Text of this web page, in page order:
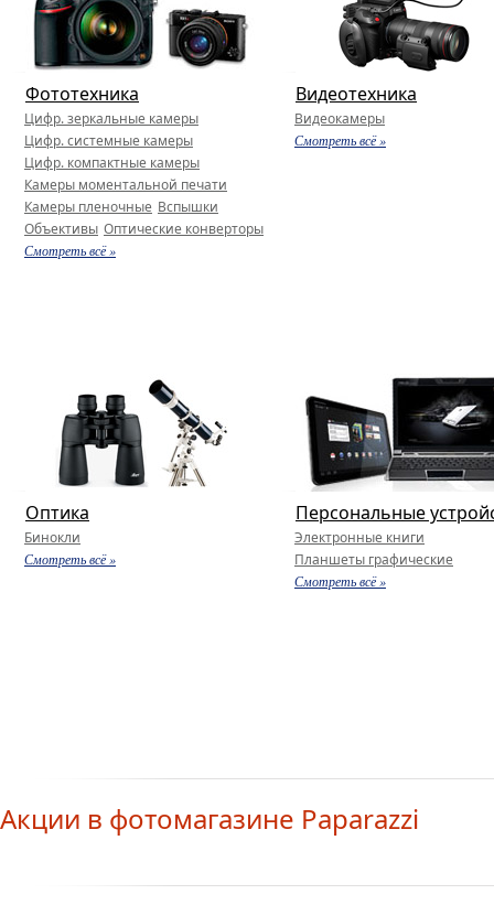
Фототехника
Цифр. зеркальные камеры
Цифр. системные камеры
Цифр. компактные камеры
Камеры моментальной печати
Камеры пленочные Вспышки
Объективы Оптические конверторы
Смотреть всё »
Видеотехника
Видеокамеры
Смотреть всё »
Оптика
Бинокли
Смотреть всё »
Персональные
Электронные книги
Планшеты графические
Смотреть всё »
Акции в фотомагазине Paparazzi